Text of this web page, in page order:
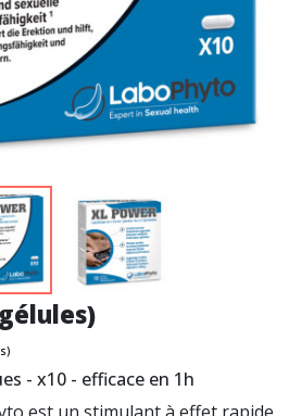
- x10 - efficace en 1h